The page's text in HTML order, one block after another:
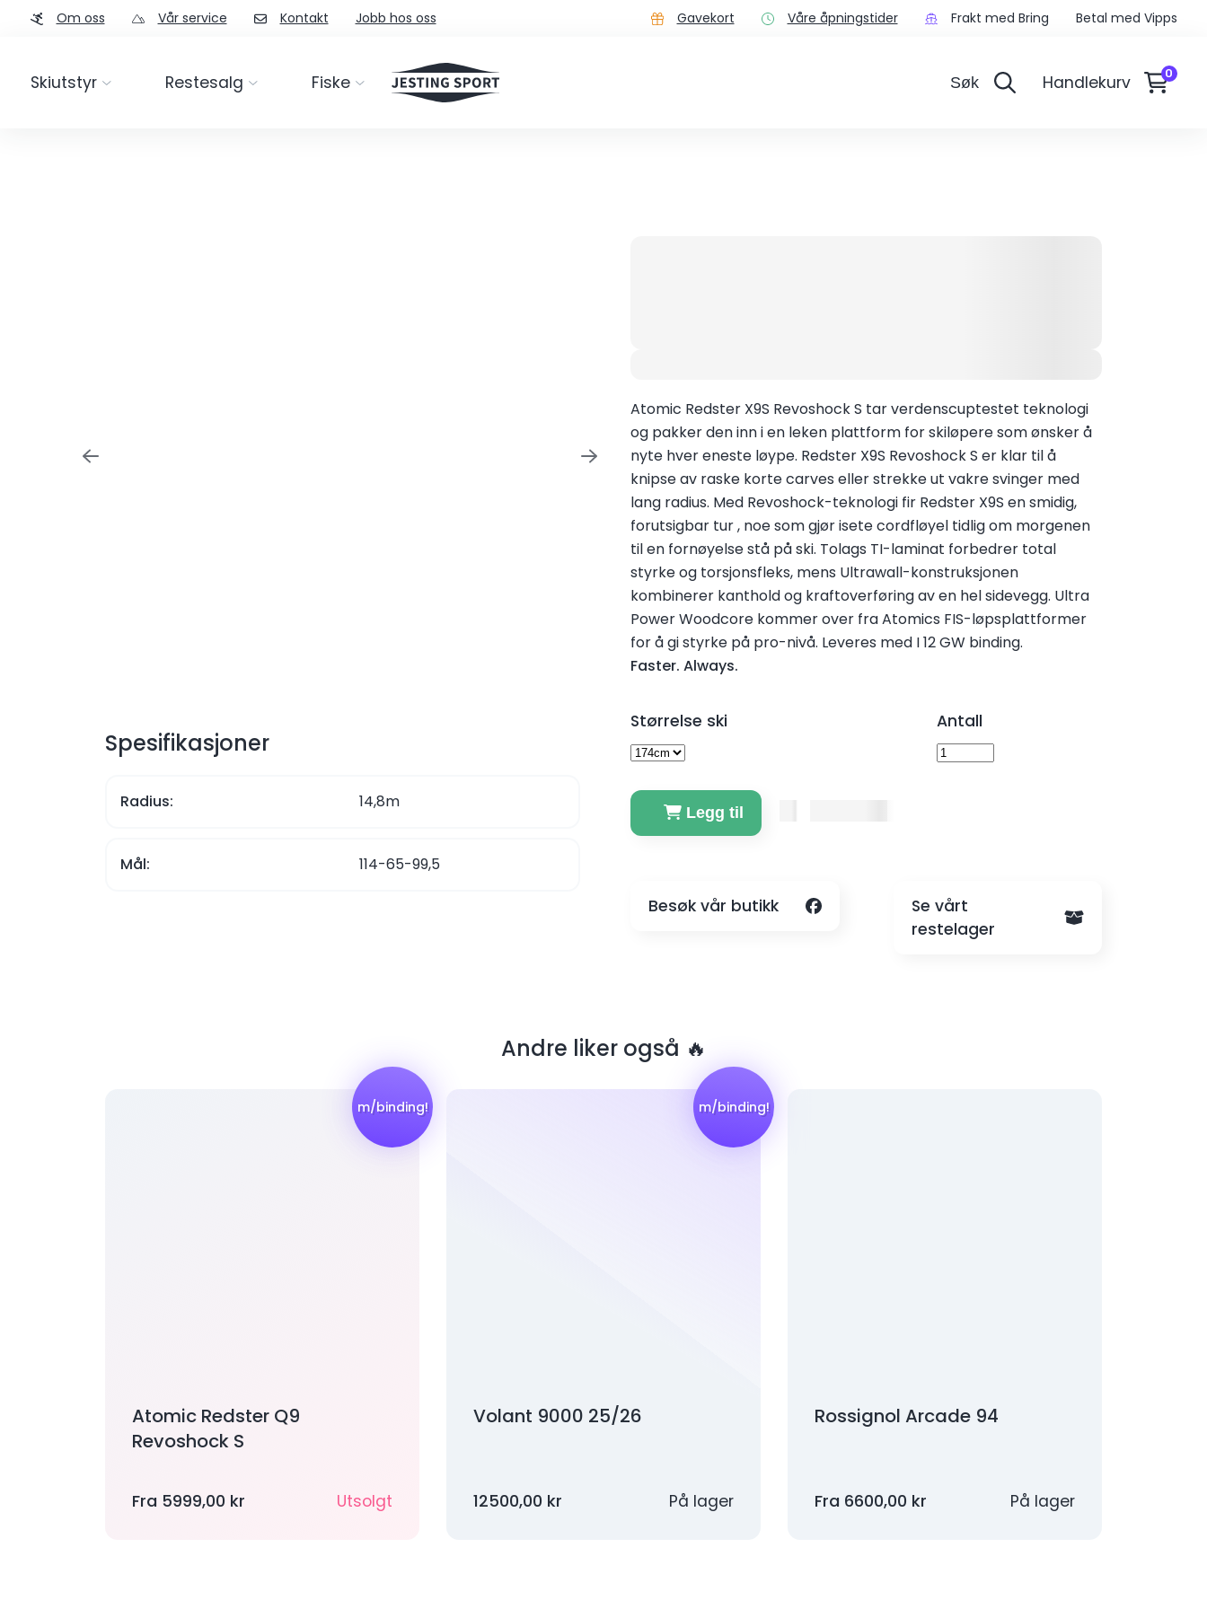
Om oss Vår service Kontakt Jobb hos oss Gavekort Våre åpningstider Frakt med Bring Betal med Vipps
Skiutstyr Restesalg Fiske Søk Handlekurv
Spesifikasjoner
Radius: 14,8m
Mål: 114-65-99,5
Atomic Redster X9S Revoshock S tar verdenscuptestet teknologi
og pakker den inn i en leken plattform for skiløpere som ønsker å
nyte hver eneste løype. Redster X9S Revoshock S er klar til å
knipse av raske korte carves eller strekke ut vakre svinger med
lang radius. Med Revoshock-teknologi fir Redster X9S en smidig,
forutsigbar tur , noe som gjør isete cordfløyel tidlig om morgenen
til en fornøyelse stå på ski. Tolags TI-laminat forbedrer total
styrke og torsjonsfleks, mens Ultrawall-konstruksjonen
kombinerer kanthold og kraftoverføring av en hel sidevegg. Ultra
Power Woodcore kommer over fra Atomics FIS-løpsplattformer
for å gi styrke på pro-nivå. Leveres med I 12 GW binding.
Faster. Always.
Størrelse ski Antall
Legg til
Besøk vår butikk
Se vårt
restelager
Andre liker også 🔥
m/binding!
Atomic Redster Q9
Revoshock S
Fra 5999,00 kr Utsolgt
m/binding!
Volant 9000 25/26
12500,00 kr På lager
Rossignol Arcade 94
Fra 6600,00 kr På lager